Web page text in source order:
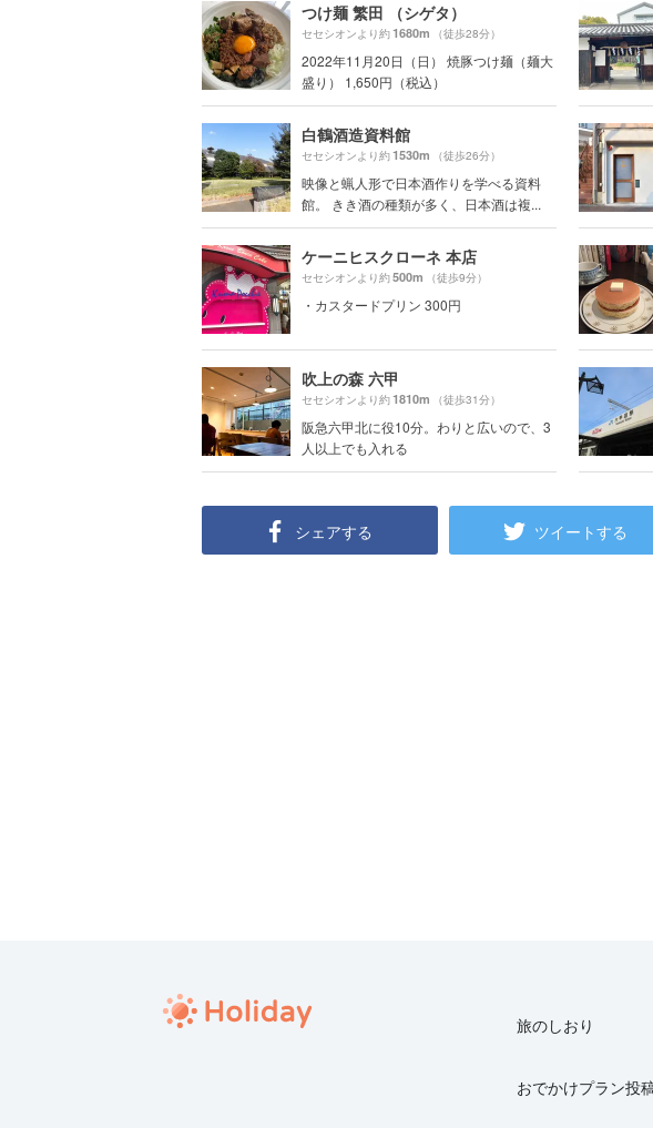
つけ麺 繁田 （シゲタ）
セセシオンより約1680m （徒歩28分）
2022年11月20日（日） 焼豚つけ麺（麺大
盛り） 1,650円（税込）
白鶴酒造資料館
セセシオンより約1530m （徒歩26分）
映像と蝋人形で日本酒作りを学べる資料
館。 きき酒の種類が多く、日本酒は複...
ケーニヒスクローネ 本店
セセシオンより約500m （徒歩9分）
・カスタードプリン 300円
吹上の森 六甲
セセシオンより約1810m （徒歩31分）
阪急六甲北に役10分。わりと広いので、3
人以上でも入れる
シェアする ツイートする
旅のしおり
おでかけプラン投